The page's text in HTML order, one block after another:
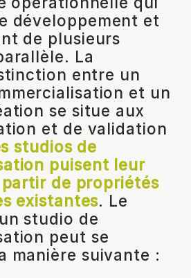
développement et
de plusieurs
La
entre un
et un
se situe aux
et de validation
studios de
puisent leur
de propriétés
existantes. Le
studio de
peut se
manière suivante :